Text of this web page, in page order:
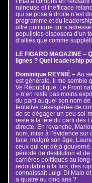
ruineuse et inefficace
qui se pose à droite n’est
programme et du
offre politique qui
populistes disposera d’un
d’alliés que comme
LE FIGARO MAGAZINE –
lignes ? Quel leadership
Dominique REYNIÉ –Au
est générale. Il me semble
Ve République. Le Front
» n’en reste pas moins
du parti auquel son nom
tentative désespérée de
de se dégager un peu soi-
reste à la tête du parti des
directe. En revanche,
nom, mise à l’évidence sur
face, malgré son âge,
ceux qui ont déjà
période de destitution et de
carrières politiques au long
redoutable à la fois, des
connaissait Luigi Di Maio
a quatre ou cinq ans ?